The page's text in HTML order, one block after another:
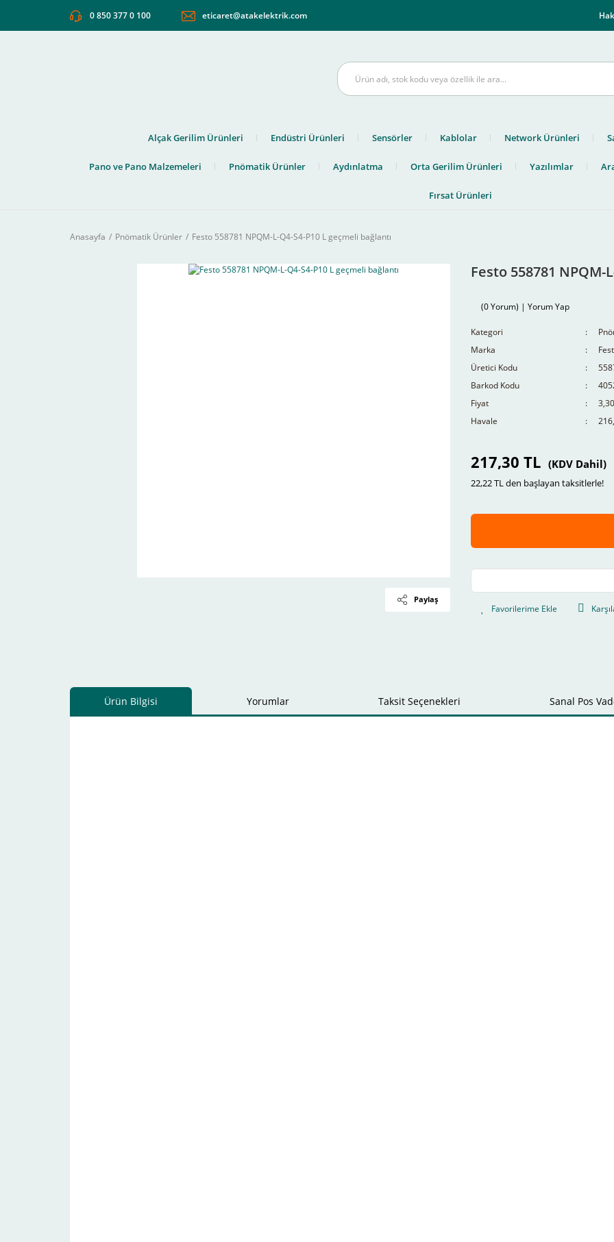
0 850 377 0 100 eticaret@atakelektrik.com
Alçak Gerilim Ürünleri Endüstri Ürünleri Sensörler Kablolar Network Ürünleri
Pano ve Pano Malzemeleri Pnömatik Ürünler Aydınlatma Orta Gerilim Ürünleri Yazılımlar
Fırsat Ürünleri
Anasayfa Pnömatik Ürünler Festo 558781 NPQM-L-Q4-S4-P10 L geçmeli bağlantı
Paylaş
Festo 558781 NPQM-
(0 Yorum) | Yorum Yap
Kategori
Marka
Üretici Kodu
Barkod Kodu
Fiyat
Havale
217,30 TL (KDV Dahil)
22,22 TL den başlayan taksitlerle!
Ürün Bilgisi Yorumlar Taksit Seçenekleri Sanal Pos